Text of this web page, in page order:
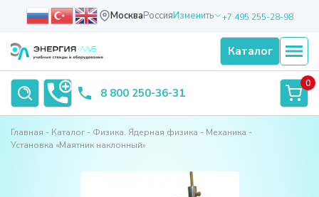
МоскваРоссияИзменить +7 495 255-28-98
Каталог
8 800 250-36-31
0
Главная Каталог Физика. Ядерная физика
Механика
Установка «Маятник наклонный»